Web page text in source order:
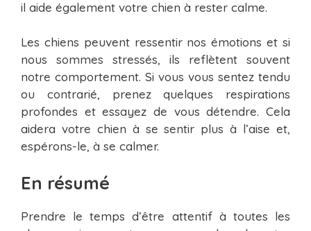
il aide également votre chien à rester calme.
Les chiens peuvent ressentir nos émotions et si
nous sommes stressés, ils reflètent souvent
notre comportement. Si vous vous sentez tendu
ou contrarié, prenez quelques respirations
profondes et essayez de vous détendre. Cela
aidera votre chien à se sentir plus à l’aise et,
espérons-le, à se calmer.
En résumé
Prendre le temps d’être attentif à toutes les